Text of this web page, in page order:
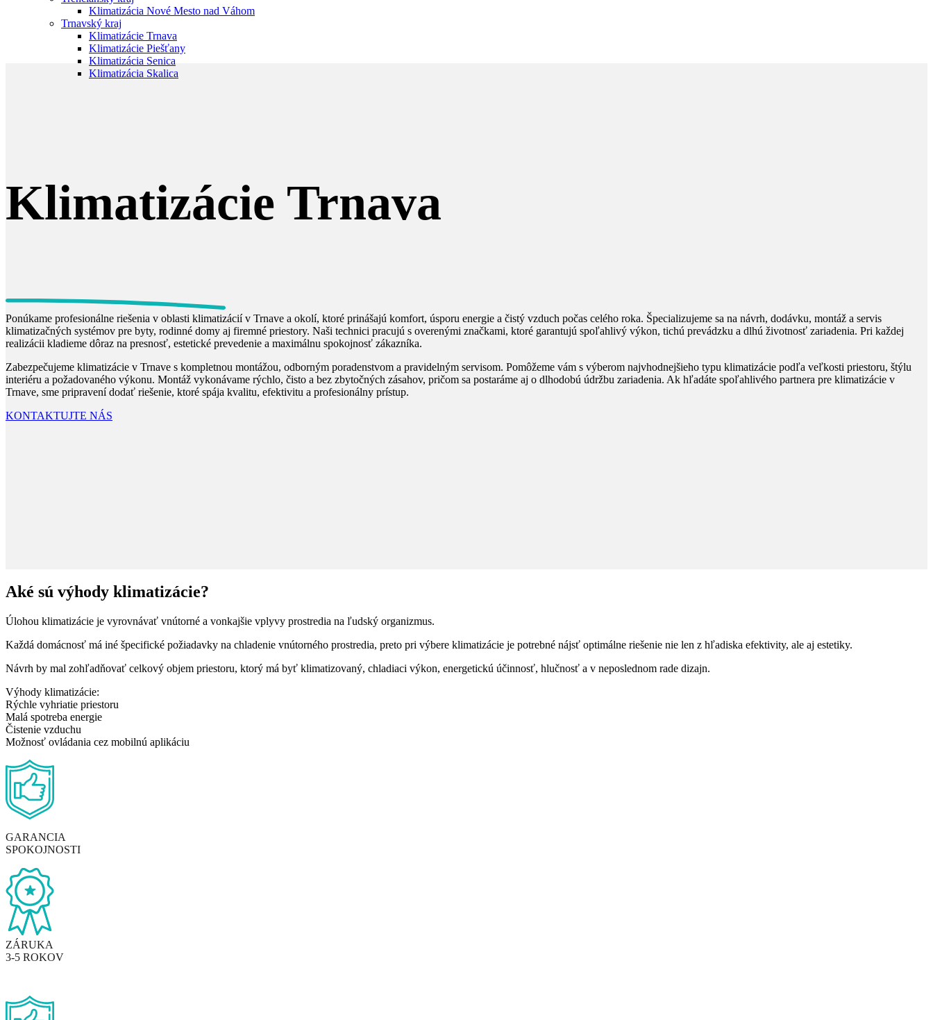
Klimatizácia Nové Mesto nad Váhom
Trnavský kraj
Klimatizácie Trnava
Klimatizácie Piešťany
Klimatizácia Senica
Klimatizácia Skalica
Klimatizácie Trnava
Ponúkame profesionálne riešenia v oblasti klimatizácií v Trnave a okolí, ktoré prinášajú komfort, úsporu energie a čistý vzduch počas celého roka. Špecializujeme sa na návrh, dodávku, montáž a servis
klimatizačných systémov pre byty, rodinné domy aj firemné priestory. Naši technici pracujú s overenými značkami, ktoré garantujú spoľahlivý výkon, tichú prevádzku a dlhú životnosť zariadenia. Pri každej
realizácii kladieme dôraz na presnosť, estetické prevedenie a maximálnu spokojnosť zákazníka.
Zabezpečujeme klimatizácie v Trnave s kompletnou montážou, odborným poradenstvom a pravidelným servisom. Pomôžeme vám s výberom najvhodnejšieho typu klimatizácie podľa veľkosti priestoru, štýlu
interiéru a požadovaného výkonu. Montáž vykonávame rýchlo, čisto a bez zbytočných zásahov, pričom sa postaráme aj o dlhodobú údržbu zariadenia. Ak hľadáte spoľahlivého partnera pre klimatizácie v
Trnave, sme pripravení dodať riešenie, ktoré spája kvalitu, efektivitu a profesionálny prístup.
KONTAKTUJTE NÁS
Aké sú výhody klimatizácie?
Úlohou klimatizácie je vyrovnávať vnútorné a vonkajšie vplyvy prostredia na ľudský organizmus.
Každá domácnosť má iné špecifické požiadavky na chladenie vnútorného prostredia, preto pri výbere klimatizácie je potrebné nájsť optimálne riešenie nie len z hľadiska efektivity, ale aj estetiky.
Návrh by mal zohľadňovať celkový objem priestoru, ktorý má byť klimatizovaný, chladiaci výkon, energetickú účinnosť, hlučnosť a v neposlednom rade dizajn.
Výhody klimatizácie:
Rýchle vyhriatie priestoru
Malá spotreba energie
Čistenie vzduchu
Možnosť ovládania cez mobilnú aplikáciu
GARANCIA
SPOKOJNOSTI
ZÁRUKA
3-5 ROKOV